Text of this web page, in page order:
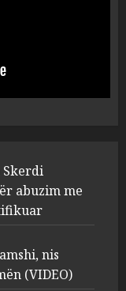
për
publike dhe
nis
për Koço
të maskuar
Skerdi
abuzim me
nis
(VIDEO)